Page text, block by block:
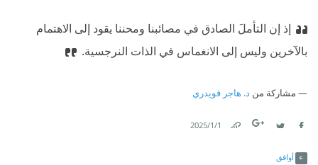
إذ إن التأملَ الصادق في مصائبنا ومحننا يقود إلى الاهتمام
بالآخرين وليس إلى الانغماس في الذات النرجسية.
مشاركة من د. هاجر قويدري
1‏/1‏/2025
أوافق